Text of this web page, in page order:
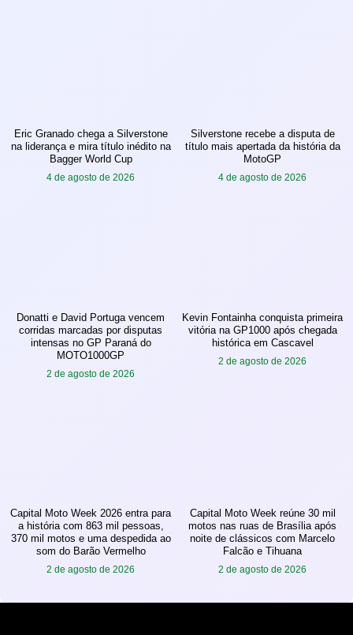
Eric Granado chega a Silverstone
na liderança e mira título inédito na
Bagger World Cup
4 de agosto de 2026
Silverstone recebe a disputa de
título mais apertada da história da
MotoGP
4 de agosto de 2026
Donatti e David Portuga vencem
corridas marcadas por disputas
intensas no GP Paraná do
MOTO1000GP
2 de agosto de 2026
Kevin Fontainha conquista primeira
vitória na GP1000 após chegada
histórica em Cascavel
2 de agosto de 2026
Capital Moto Week 2026 entra para
a história com 863 mil pessoas,
370 mil motos e uma despedida ao
som do Barão Vermelho
2 de agosto de 2026
Capital Moto Week reúne 30 mil
motos nas ruas de Brasília após
noite de clássicos com Marcelo
Falcão e Tihuana
2 de agosto de 2026